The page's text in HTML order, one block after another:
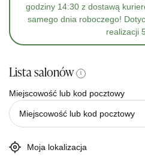
godziny 14:30 z dostawą
samego dnia roboczego!
realizacji
Lista salonów i
Miejscowość lub kod pocztowy
Moja lokalizacja